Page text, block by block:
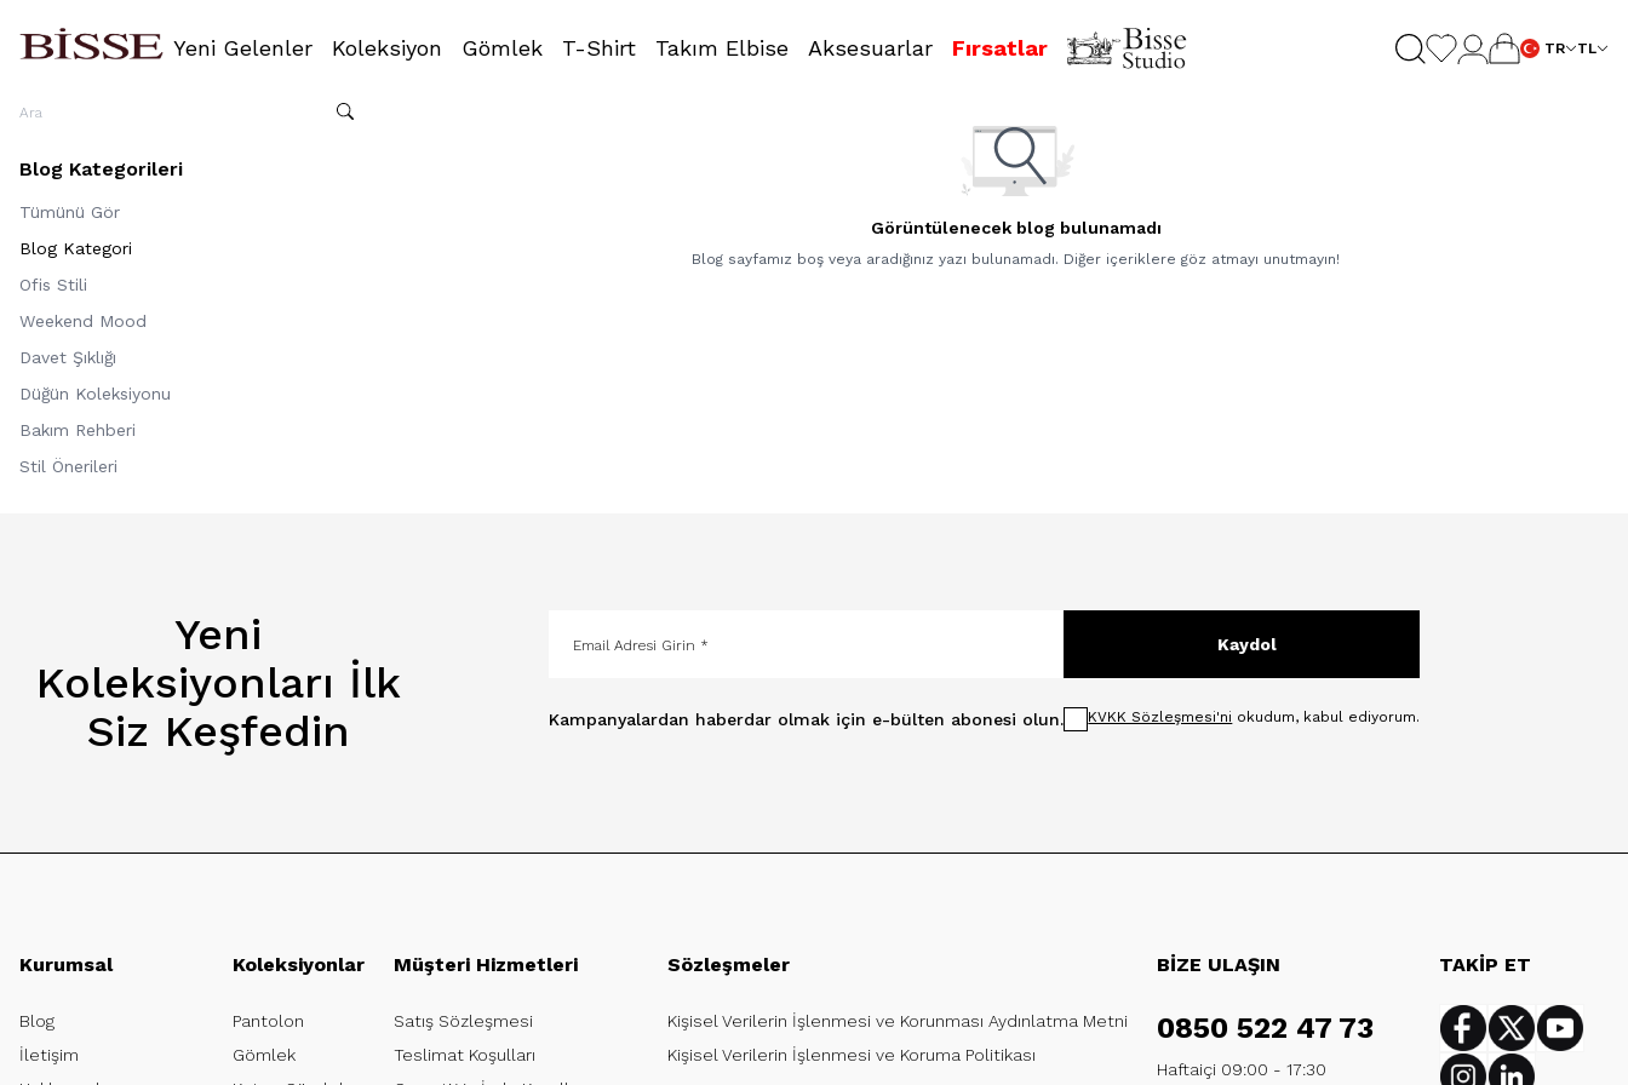
Yeni Gelenler Koleksiyon Gömlek T-Shirt Takım Elbise Aksesuarlar Fırsatlar TR TL
Blog Kategorileri
Tümünü Gör
Blog Kategori
Ofis Stili
Weekend Mood
Davet Şıklığı
Düğün Koleksiyonu
Bakım Rehberi
Stil Önerileri
Görüntülenecek blog bulunamadı
Blog sayfamız boş veya aradığınız yazı bulunamadı. Diğer içeriklere göz atmayı unutmayın!
Yeni
Koleksiyonları İlk
Siz Keşfedin
Kampanyalardan haberdar olmak için e-bülten abonesi olun.
Kaydol
KVKK Sözleşmesi'ni okudum, kabul ediyorum.
Kurumsal
Blog
İletişim
Koleksiyonlar
Pantolon
Gömlek
Müşteri Hizmetleri
Satış Sözleşmesi
Teslimat Koşulları
Sözleşmeler
Kişisel Verilerin İşlenmesi ve Korunması Aydınlatma Metni
Kişisel Verilerin İşlenmesi ve Koruma Politikası
BİZE ULAŞIN
0850 522 47 73
Haftaiçi 09:00 - 17:30
TAKİP ET
Facebook
Twitter